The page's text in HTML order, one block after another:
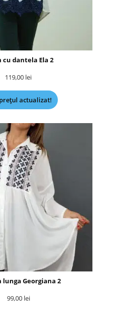
cu dantela Ela 2
119,00 lei
actualizat!
lunga Georgiana 2
99,00 lei